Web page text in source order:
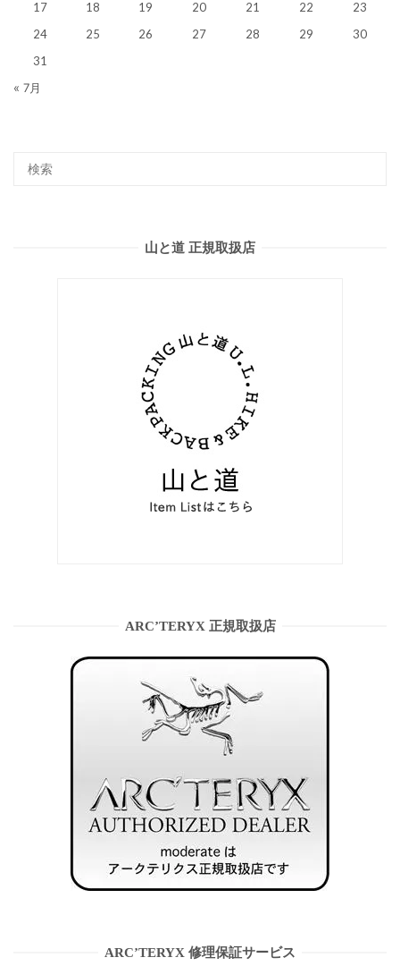
17 18 19 20 21 22
23
24
25 26 27 28 29
30
31
« 7月
山と道 正規取扱店
ARC’TERYX 正規取扱店
ARC’TERYX 修理保証サービス